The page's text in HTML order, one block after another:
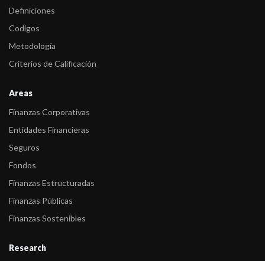
Definiciones
Codigos
Metodología
Criterios de Calificación
Areas
Finanzas Corporativas
Entidades Financieras
Seguros
Fondos
Finanzas Estructuradas
Finanzas Públicas
Finanzas Sostenibles
Research